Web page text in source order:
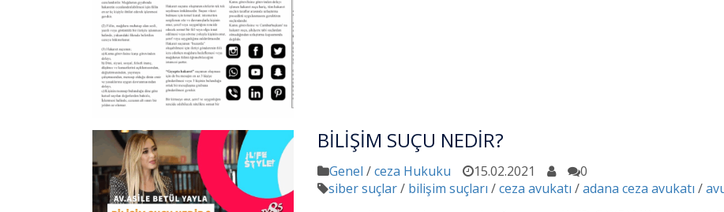
BİLİŞİM SUÇU NEDİR?
Genel /ceza Hukuku 15.02.2021
0
siber suçlar/ bilişim suçları /ceza avukatı /adana ceza avukatı /